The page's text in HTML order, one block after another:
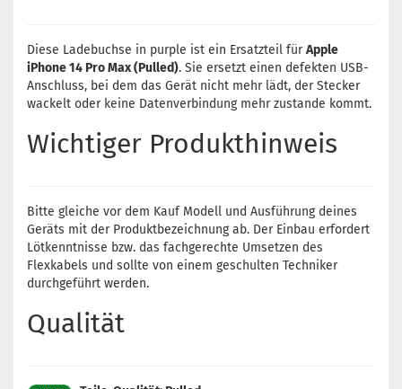
Diese Ladebuchse in purple ist ein Ersatzteil fürApple
iPhone 14 Pro Max (Pulled). Sie ersetzt einen defekten USB-
Anschluss, bei dem das Gerät nicht mehr lädt, der Stecker
wackelt oder keine Datenverbindung mehr zustande kommt.
Wichtiger Produkthinweis
Bitte gleiche vor dem Kauf Modell und Ausführung deines
Geräts mit der Produktbezeichnung ab. Der Einbau erfordert
Lötkenntnisse bzw. das fachgerechte Umsetzen des
Flexkabels und sollte von einem geschulten Techniker
durchgeführt werden.
Qualität